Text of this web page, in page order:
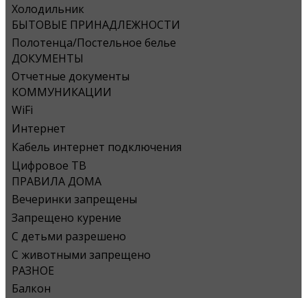
Холодильник
БЫТОВЫЕ ПРИНАДЛЕЖНОСТИ
Полотенца/Постельное белье
ДОКУМЕНТЫ
Отчетные документы
КОММУНИКАЦИИ
WiFi
Интернет
Кабель интернет подключения
Цифровое ТВ
ПРАВИЛА ДОМА
Вечеринки запрещены
Запрещено курение
С детьми разрешено
С животными запрещено
РАЗНОЕ
Балкон